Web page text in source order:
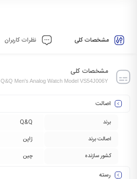
مشخصات کلی نظرات کاربران
مشخصات کلی
Q&Q Men's Analog Watch Model VS54J006Y
اصالت
برند
Q&Q
اصالت برند
ژاپن
کشور سازنده
چین
رسته